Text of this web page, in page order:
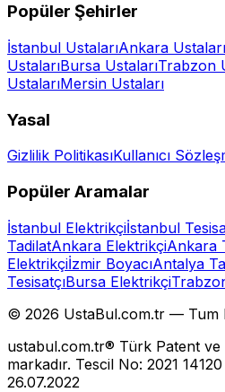
Popüler Şehirler
İstanbul UstalarıAnkara Ustaları
UstalarıBursa UstalarıTrabzon
UstalarıMersin Ustaları
Yasal
Gizlilik PolitikasıKullanıcı
Popüler Aramalar
İstanbul Elektrikçiİstanbul
TadilatAnkara ElektrikçiAnkara
Elektrikçiİzmir BoyacıAntalya
TesisatçıBursa Elektrikçi
© 2026 UstaBul.com.tr — Tum
ustabul.com.tr® Türk Patent
markadır. Tescil No: 2021
26.07.2022